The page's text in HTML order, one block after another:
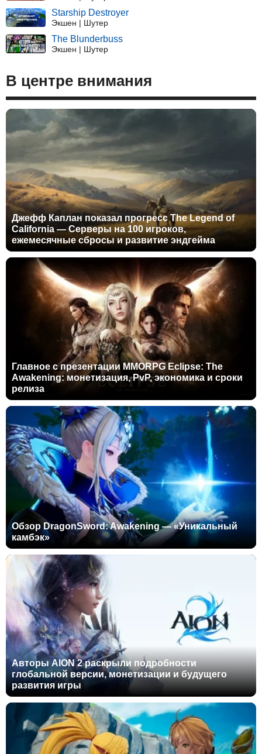
Starship Destroyer
Экшен | Шутер
The Blunderbuss
Экшен | Шутер
В центре внимания
Джефф Каплан показал прогресс The Legend of
California — Серверы на 100 игроков,
ежемесячные сбросы и развитие эндгейма
Главное с презентации MMORPG Eclipse: The
Awakening: монетизация, PvP, экономика и сроки
релиза
Обзор DragonSword: Awakening — «Уникальный
камбэк»
Авторы AION 2 раскрыли подробности
глобальной версии, монетизации и будущего
развития игры